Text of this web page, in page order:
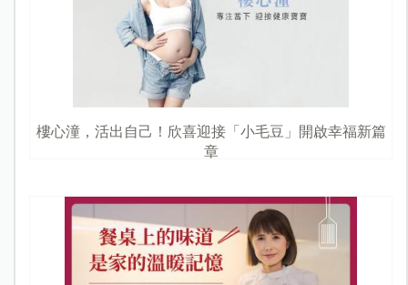
樓心潼，活出自己！欣喜迎接「小毛豆」開啟幸福新篇
章